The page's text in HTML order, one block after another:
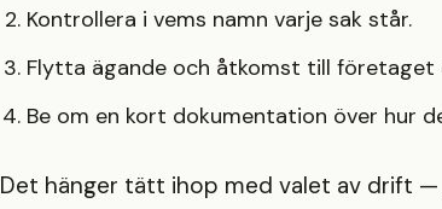
Kontrollera i vems namn varje sak står.
Flytta ägande och åtkomst till
Be om en kort dokumentation över hur
Det hänger tätt ihop med valet av drift